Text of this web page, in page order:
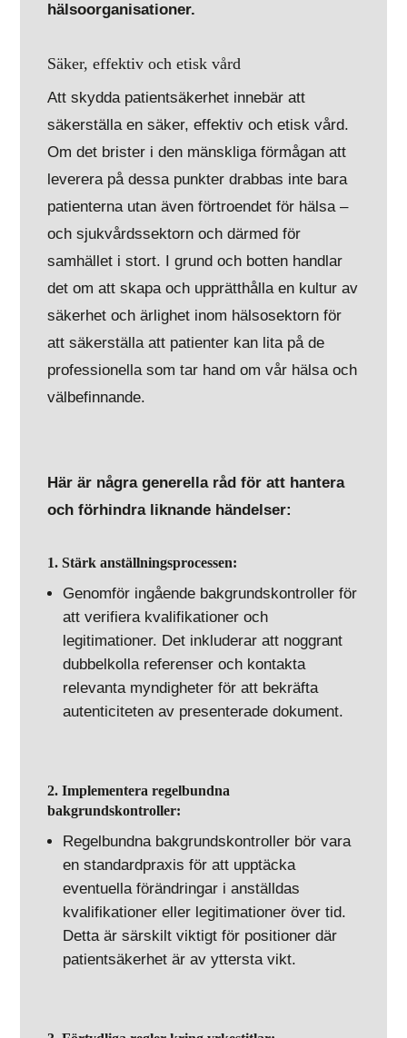
hälsoorganisationer.
Säker, effektiv och etisk vård
Att skydda patientsäkerhet innebär att
säkerställa en säker, effektiv och etisk vård.
Om det brister i den mänskliga förmågan att
leverera på dessa punkter drabbas inte bara
patienterna utan även förtroendet för hälsa –
och sjukvårdssektorn och därmed för
samhället i stort. I grund och botten handlar
det om att skapa och upprätthålla en kultur av
säkerhet och ärlighet inom hälsosektorn för
att säkerställa att patienter kan lita på de
professionella som tar hand om vår hälsa och
välbefinnande.
Här är några generella råd för att hantera
och förhindra liknande händelser:
1. Stärk anställningsprocessen:
Genomför ingående bakgrundskontroller för
att verifiera kvalifikationer och
legitimationer. Det inkluderar att noggrant
dubbelkolla referenser och kontakta
relevanta myndigheter för att bekräfta
autenticiteten av presenterade dokument.
2. Implementera regelbundna
bakgrundskontroller:
Regelbundna bakgrundskontroller bör vara
en standardpraxis för att upptäcka
eventuella förändringar i anställdas
kvalifikationer eller legitimationer över tid.
Detta är särskilt viktigt för positioner där
patientsäkerhet är av yttersta vikt.